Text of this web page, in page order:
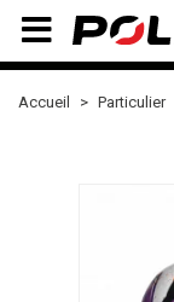
Accueil Particulier